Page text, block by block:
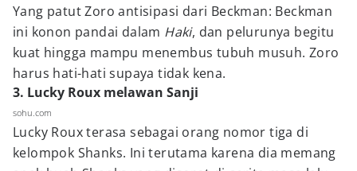
Yang patut Zoro antisipasi dari Beckman: Beckman
ini konon pandai dalam Haki, dan pelurunya begitu
kuat hingga mampu menembus tubuh musuh. Zoro
harus hati-hati supaya tidak kena.
3. Lucky Roux melawan Sanji
sohu.com
Lucky Roux terasa sebagai orang nomor tiga di
kelompok Shanks. Ini terutama karena dia memang